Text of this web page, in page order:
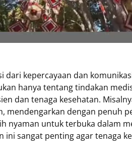
dari kepercayaan dan
hanya tentang tindakan
dan tenaga kesehatan.
mendengarkan dengan penuh
nyaman untuk terbuka dalam
ini sangat penting agar tenaga